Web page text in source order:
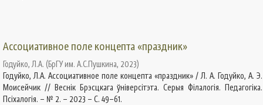
Ассоциативное поле концепта «праздник»
Годуйко, Л.А. (БрГУ им. А.С.Пушкина, 2023)
Годуйко, Л.А. Ассоциативное поле концепта «праздник» / Л. А. Годуйко, А. Э.
Моисейчик // Веснік Брэсцкага ўніверсітэта. Серыя Філалогія. Педагогіка.
Псіхалогія. – № 2. – 2023 – С. 49–61.